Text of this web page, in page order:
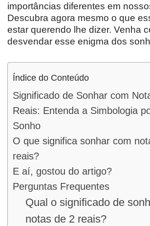
importâncias diferentes em
Descubra agora mesmo o que
estar querendo lhe dizer. Venha
desvendar esse enigma dos
Índice do Conteúdo
Significado de Sonhar com
Reais: Entenda a Simbologia
Sonho
O que significa sonhar com
reais?
E aí, gostou do artigo?
Perguntas Frequentes
Qual o significado de
notas de 2 reais?